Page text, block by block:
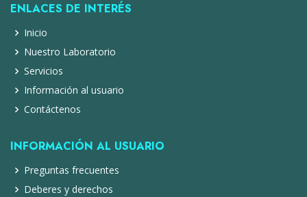
ENLACES DE INTERÉS
Inicio
Nuestro Laboratorio
Servicios
Información al usuario
Contáctenos
INFORMACIÓN AL USUARIO
Preguntas frecuentes
Deberes y derechos